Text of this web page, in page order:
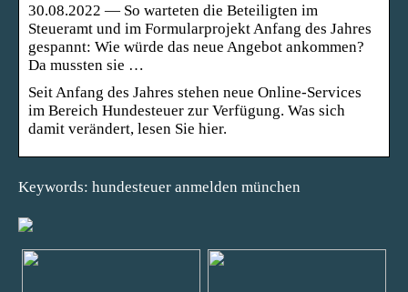
30.08.2022 — So warteten die Beteiligten im
Steueramt und im Formularprojekt Anfang des Jahres
gespannt: Wie würde das neue Angebot ankommen?
Da mussten sie …
Seit Anfang des Jahres stehen neue Online-Services
im Bereich Hundesteuer zur Verfügung. Was sich
damit verändert, lesen Sie hier.
Keywords: hundesteuer anmelden münchen